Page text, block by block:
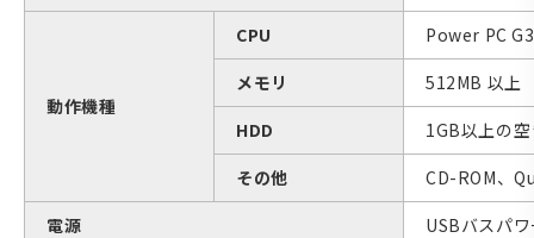
動作機種
CPU
Power PC
メモリ
512MB 以上
HDD
1GB以上の
その他
CD-ROM、
電源
USBバスパ